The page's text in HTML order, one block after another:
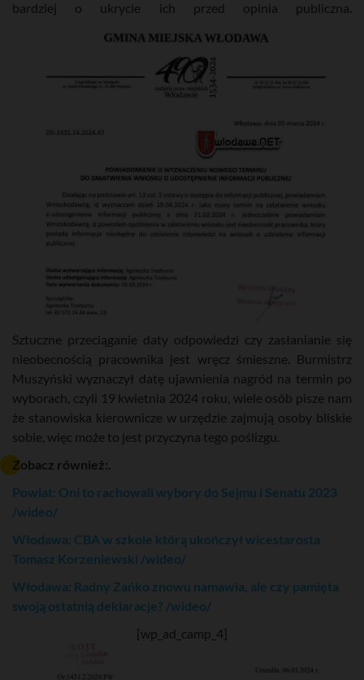
bardziej o ukrycie ich przed opinia publiczna.
Sztuczne przeciąganie daty odpowiedzi czy zasłanianie się
nieobecnością pracownika jest wręcz śmieszne. Burmistrz
Muszyński wyznaczył datę ujawnienia nagród na termin po
wyborach, czyli 19 kwietnia 2024 roku, wiele osób pisze nam
że stanowiska kierownicze w urzędzie zajmują osoby bliskie
sobie, więc może to jest przyczyna tego poślizgu.
Zobacz również:.
Powiat: Oni to rachowali wybory do Sejmu i Senatu 2023
/wideo/
Włodawa: CBA w szkole którą ukończył wicestarosta
Tomasz Korzeniewski /wideo/
Włodawa: Radny Zańko znowu namawia, ale czy pamięta
swoją ostatnią deklaracje? /wideo/
[wp_ad_camp_4]